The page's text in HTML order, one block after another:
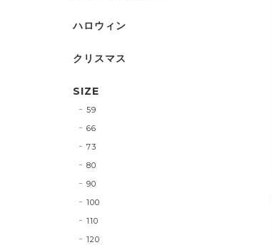
ハロウィン
クリスマス
SIZE
59
66
73
80
90
100
110
120